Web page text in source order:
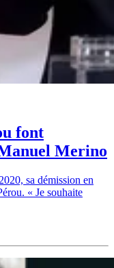
font
Merino
sa démission en
« Je souhaite